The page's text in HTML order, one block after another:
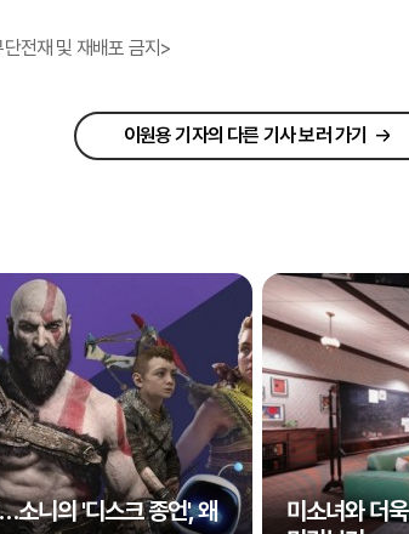
전재 및 재배포 금지>
이원용 기자의 다른 기사 보러 가기
니의 '디스크 종언', 왜
미소녀와 더